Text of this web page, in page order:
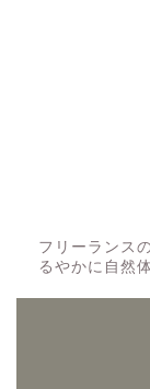
フリーランス
るやかに自然